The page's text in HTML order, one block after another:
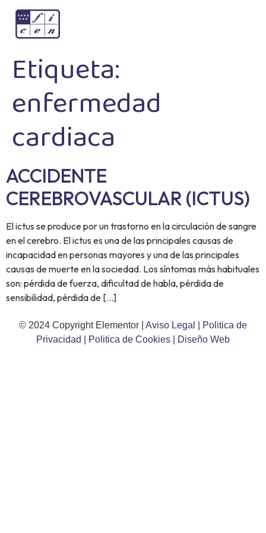
Etiqueta:
enfermedad
cardiaca
ACCIDENTE
CEREBROVASCULAR (ICTUS)
El ictus se produce por un trastorno en la circulación de sangre
en el cerebro. El ictus es una de las principales causas de
incapacidad en personas mayores y una de las principales
causas de muerte en la sociedad. Los síntomas más habituales
son: pérdida de fuerza, dificultad de habla, pérdida de
sensibilidad, pérdida de […]
© 2024 Copyright Elementor | Aviso Legal
Politica de
Privacidad
Politica de Cookies Diseño Web